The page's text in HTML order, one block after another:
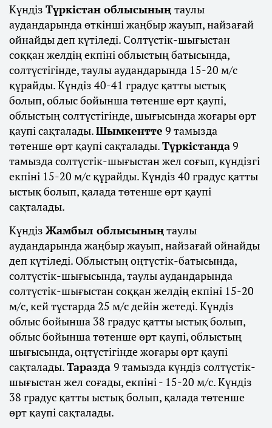
Күндіз Түркістан облысының таулы
аудандарында өткінші жаңбыр жауып, найзағай
ойнайды деп күтіледі. Солтүстік-шығыстан
соққан желдің екпіні облыстың батысында,
солтүстігінде, таулы аудандарында 15-20 м/с
құрайды. Күндіз 40-41 градус қатты ыстық
болып, облыс бойынша төтенше өрт қаупі,
облыстың солтүстігінде, шығысында жоғары өрт
қаупі сақталады.Шымкентте 9 тамызда
төтенше өрт қаупі сақталады.Түркістанда9
тамызда солтүстік-шығыстан жел соғып, күндізгі
екпіні 15-20 м/с құрайды. Күндіз 40 градус қатты
ыстық болып, қалада төтенше өрт қаупі
сақталады.
Күндіз Жамбыл облысыныңтаулы
аудандарында жаңбыр жауып, найзағай ойнайды
деп күтіледі. Облыстың оңтүстік-батысында,
солтүстік-шығысында, таулы аудандарында
солтүстік-шығыстан соққан желдің екпіні 15-20
м/с, кей тұстарда 25 м/с дейін жетеді. Күндіз
облыс бойынша 38 градус қатты ыстық болып,
облыс бойынша төтенше өрт қаупі, облыстың
шығысында, оңтүстігінде жоғары өрт қаупі
сақталады.Таразда 9 тамызда күндіз солтүстік-
шығыстан жел соғады, екпіні - 15-20 м/с. Күндіз
38 градус қатты ыстық болып, қалада төтенше
өрт қаупі сақталады.